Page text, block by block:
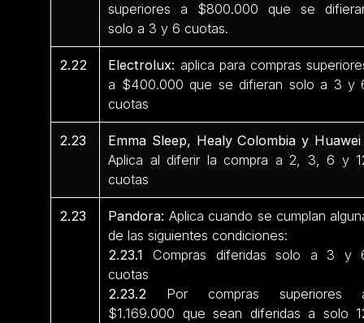
superiores a $800.000 que se
solo a 3 y 6 cuotas.
2.22 Electrolux: aplica para compras
a $400.000 que se difieran solo a 3 y
cuotas
2.23
Emma Sleep, Healy Colombia y Huawei
Aplica al diferir la compra a 2, 3, 6 y
cuotas
2.23 Pandora: Aplica cuando se cumplan
de las siguientes condiciones:
2.23.1 Compras diferidas solo a 3 y
cuotas
2.23.2 Por compras superiores
$1.169.000 que sean diferidas a solo